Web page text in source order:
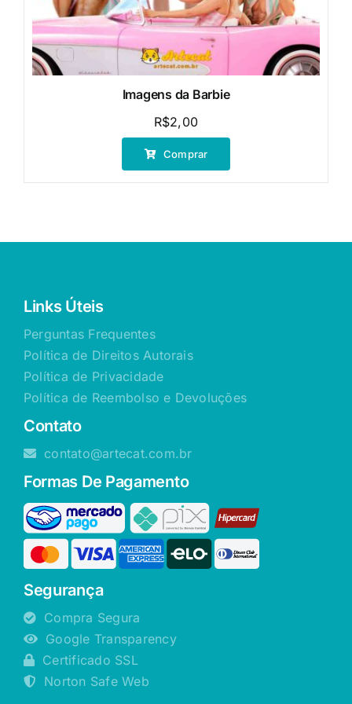
Imagens da Barbie
R$2,00
Comprar
Links Úteis
Perguntas Frequentes
Política de Direitos Autorais
Política de Privacidade
Política de Reembolso e Devoluções
Contato
contato@artecat.com.br
Formas De Pagamento
Segurança
Compra Segura
Google Transparency
Certificado SSL
Norton Safe Web